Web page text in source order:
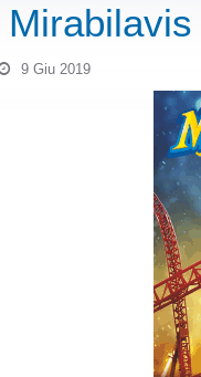
9 Giu 2019